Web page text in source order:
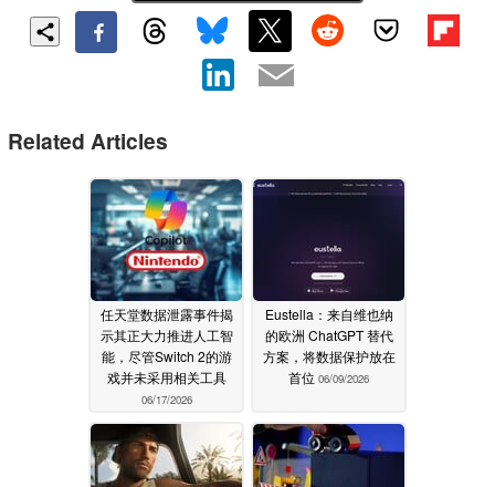
Related Articles
任天堂数据泄露事件揭
示其正大力推进人工智
能，尽管Switch 2的游
戏并未采用相关工具
06/17/2026
Eustella：来自维也纳
的欧洲 ChatGPT 替代
方案，将数据保护放在
首位 06/09/2026